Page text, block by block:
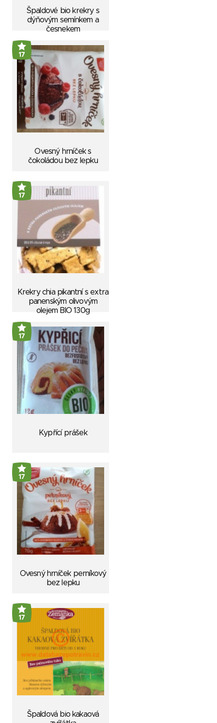
Špaldové bio krekry s
dýňovým semínkem a
česnekem
17
Ovesný hrníček s
čokoládou bez lepku
17
Krekry chia pikantní s extra
panenským olivovým
olejem BIO 130g
17
Kypřící prášek
17
Ovesný hrníček perníkový
bez lepku
17
Špaldová bio kakaová